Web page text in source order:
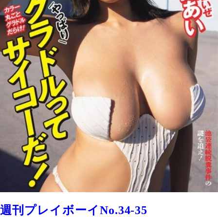
週刊プレイボーイNo.34-35